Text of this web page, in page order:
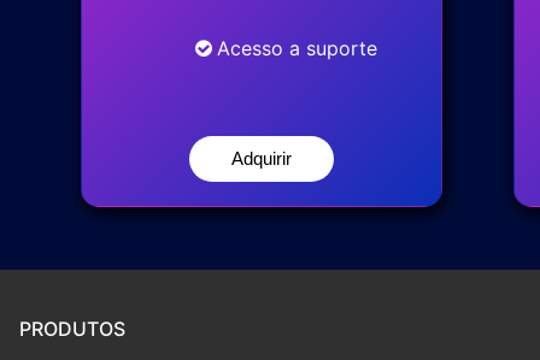
Acesso a suporte
Adquirir
PRODUTOS